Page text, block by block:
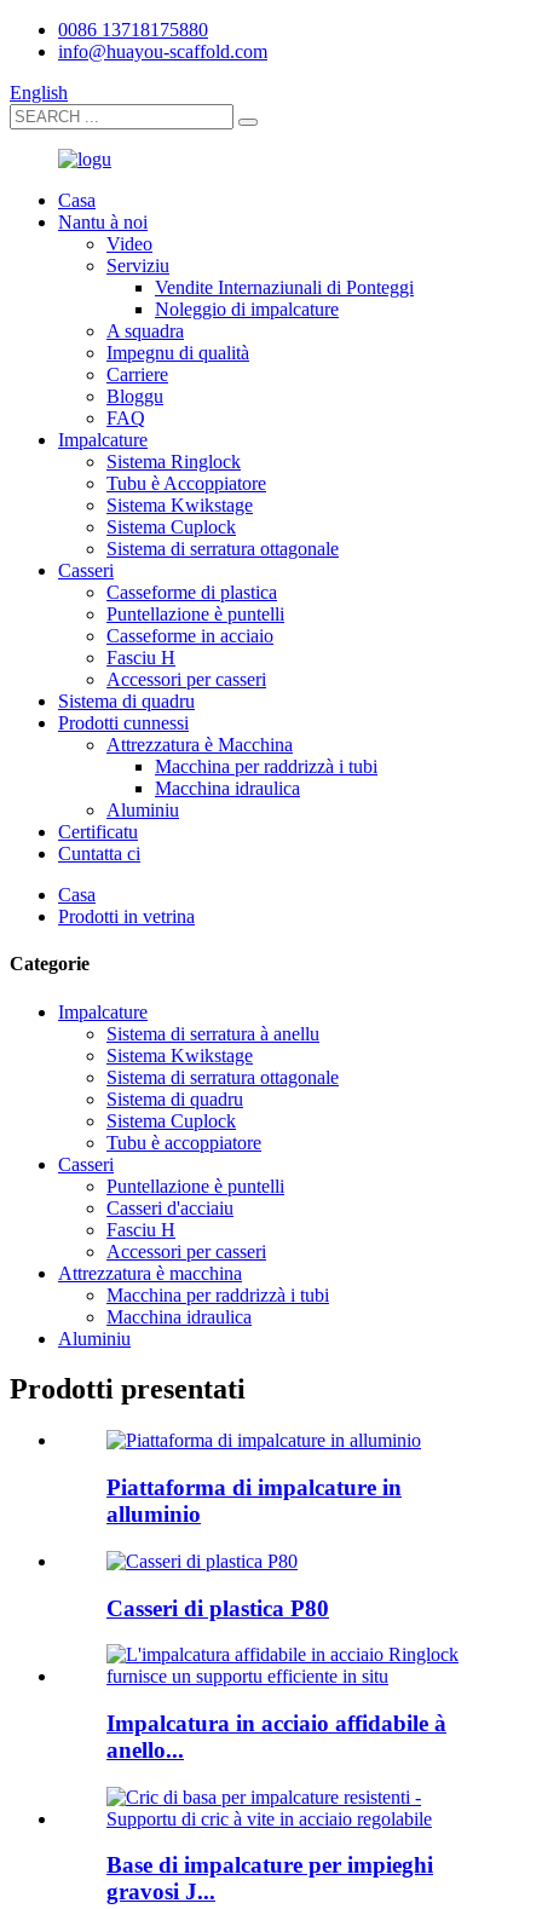
0086 13718175880
info@huayou-scaffold.com
English
Casa
Nantu à noi
Video
Serviziu
Vendite Internaziunali di Ponteggi
Noleggio di impalcature
A squadra
Impegnu di qualità
Carriere
Bloggu
FAQ
Impalcature
Sistema Ringlock
Tubu è Accoppiatore
Sistema Kwikstage
Sistema Cuplock
Sistema di serratura ottagonale
Casseri
Casseforme di plastica
Puntellazione è puntelli
Casseforme in acciaio
Fasciu H
Accessori per casseri
Sistema di quadru
Prodotti cunnessi
Attrezzatura è Macchina
Macchina per raddrizzà i tubi
Macchina idraulica
Aluminiu
Certificatu
Cuntatta ci
Casa
Prodotti in vetrina
Categorie
Impalcature
Sistema di serratura à anellu
Sistema Kwikstage
Sistema di serratura ottagonale
Sistema di quadru
Sistema Cuplock
Tubu è accoppiatore
Casseri
Puntellazione è puntelli
Casseri d'acciaiu
Fasciu H
Accessori per casseri
Attrezzatura è macchina
Macchina per raddrizzà i tubi
Macchina idraulica
Aluminiu
Prodotti presentati
Piattaforma di impalcature in
alluminio
Casseri di plastica P80
Impalcatura in acciaio affidabile à
anello...
Base di impalcature per impieghi
gravosi J...